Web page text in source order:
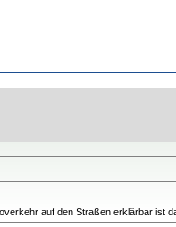
auf den Straßen erklärbar ist